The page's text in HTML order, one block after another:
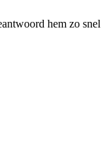
hem zo snel